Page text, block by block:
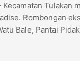
Tulakan
Rombongan
Bale, Pantai